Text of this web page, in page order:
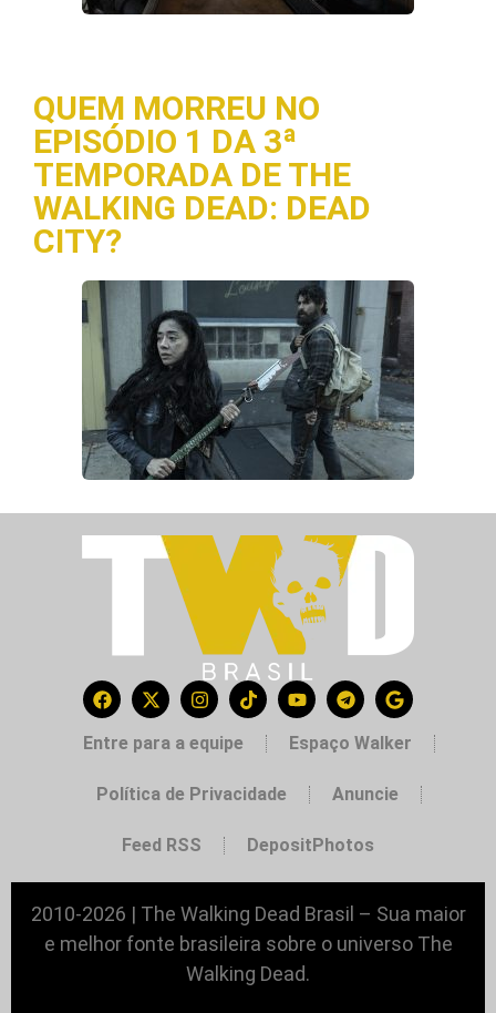
QUEM MORREU NO
EPISÓDIO 1 DA 3ª
TEMPORADA DE THE
WALKING DEAD: DEAD
CITY?
Entre para a equipe Espaço Walker
Política de Privacidade Anuncie
Feed RSS DepositPhotos
2010-2026 | The Walking Dead Brasil – Sua maior
e melhor fonte brasileira sobre o universo The
Walking Dead.